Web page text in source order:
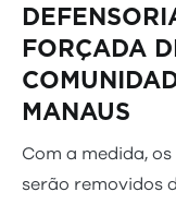
FORÇADA
MANAUS
Com a medida,
serão removidos